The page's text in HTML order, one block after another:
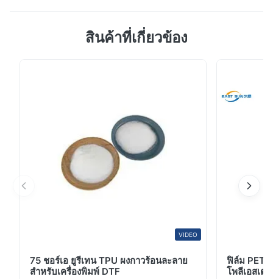
DTF สะเก็ดผงสอดคล้องละลายร้อนเป็นสื่อสอดคล้องใน
ติดต้องความร้อนในการเปิดตัวระหว่างกระบวนการโอนขาว
สินค้าที่เกี่ยวข้อง
VIDEO
75 ชอร์เอ ยูรีเทน TPU ผงกาวร้อนละลาย
สำหรับเครื่องพิมพ์ DTF
ฟิล์ม PET
โพลีเอสเต